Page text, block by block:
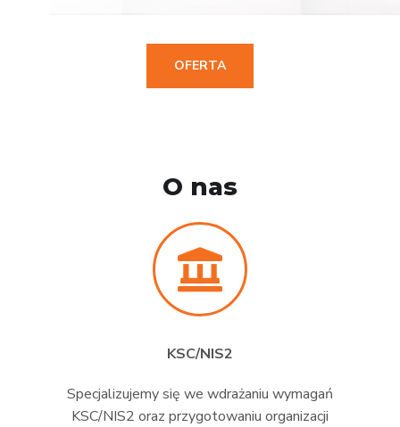
OFERTA
O nas
KSC/NIS2
Specjalizujemy się we wdrażaniu wymagań
KSC/NIS2 oraz przygotowaniu organizacji